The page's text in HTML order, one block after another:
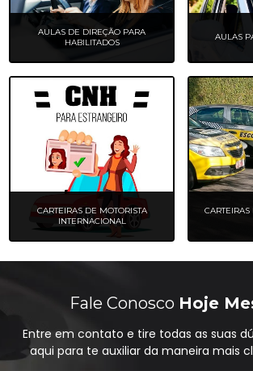
AULAS DE DIREÇÃO PARA
HABILITADOS
AULAS
CARTEIRAS DE MOTORISTA
INTERNACIONAL
Fale Conosco Hoje
Entre em contato e tire todas as suas
aqui para te auxiliar da maneira mais